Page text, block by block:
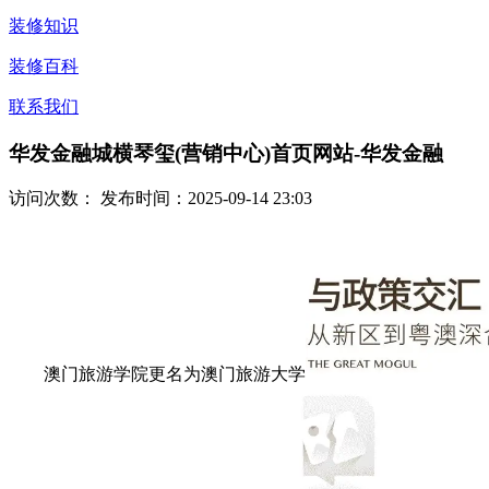
装修知识
装修百科
联系我们
华发金融城横琴玺(营销中心)首页网站-华发金融
访问次数： 发布时间：2025-09-14 23:03
澳门旅游学院更名为澳门旅游大学